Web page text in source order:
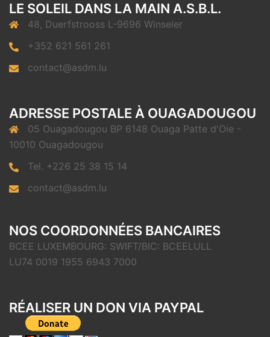
LE SOLEIL DANS LA MAIN A.S.B.L.
48, Duerfstrooss L-9696 Winseler
+352 621 561 261
contact@asdm.lu
ADRESSE POSTALE À OUAGADOUGOU
05 Ouagadougou BP 6148 Ouaga Patte d'Oie -
10010 Ouagadougou
Tel. +226 25 38 15 14
contact@asdm.lu
NOS COORDONNÉES BANCAIRES
BCEE LUXEMBOURG: SWIFT/BIC: BCEELULL
LU74 0019 1955 6943 7000
RÉALISER UN DON VIA PAYPAL